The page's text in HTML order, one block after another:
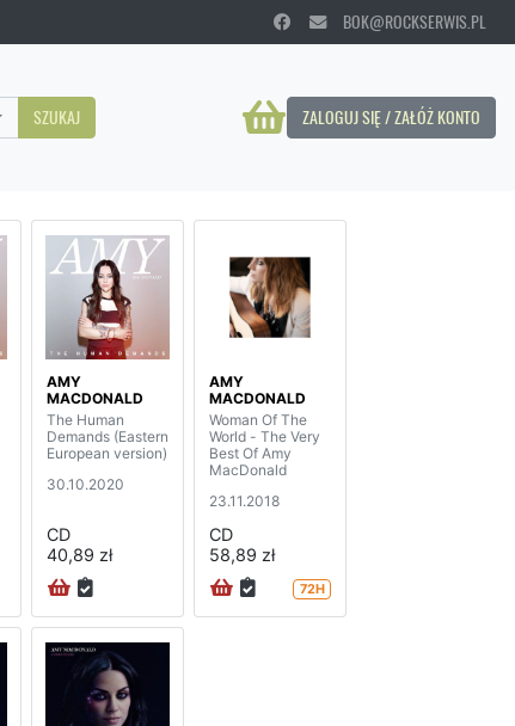
BOK@ROCKSERWIS.PL
ZALOGUJ SIĘ / ZAŁÓŻ KONTO
SZUKAJ
AMY
MACDONALD
The Human
Demands (Eastern
European version)
30.10.2020
CD
40,89 zł
AMY
MACDONALD
Woman Of The
World - The Very
Best Of Amy
MacDonald
23.11.2018
CD
58,89 zł
72H